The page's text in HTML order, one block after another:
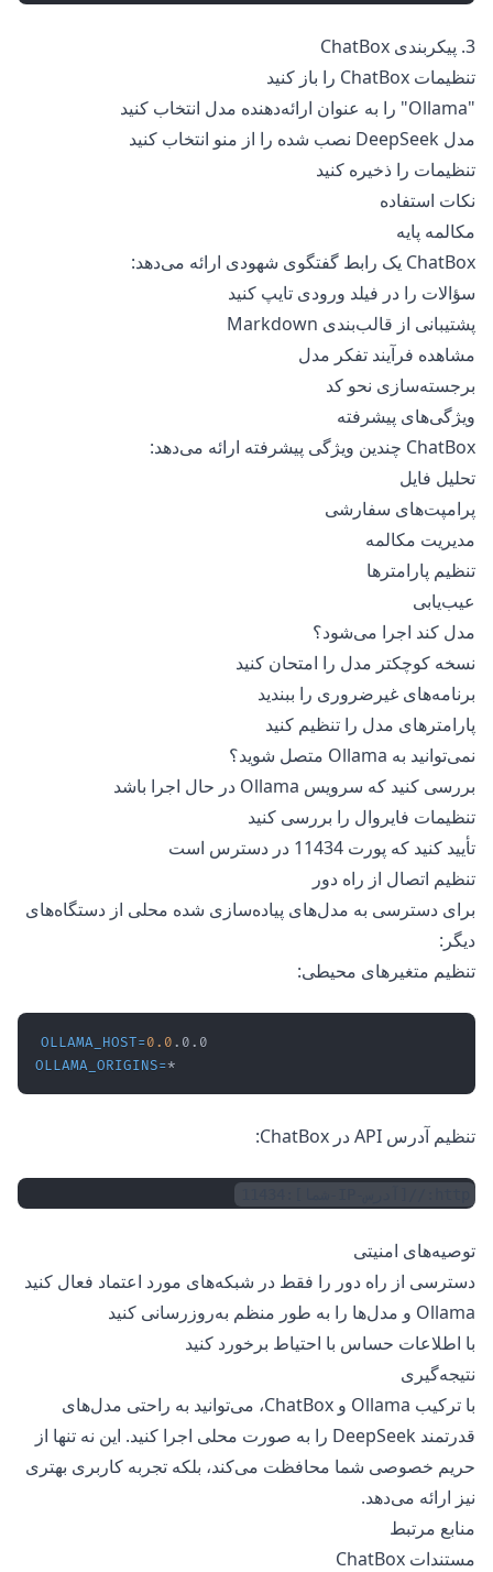
3. پیکربندی ChatBox
تنظیمات ChatBox را باز کنید
"Ollama" را به عنوان ارائه‌دهنده مدل انتخاب کنید
مدل DeepSeek نصب شده را از منو انتخاب کنید
تنظیمات را ذخیره کنید
نکات استفاده
مکالمه پایه
ChatBox یک رابط گفتگوی شهودی ارائه می‌دهد:
سؤالات را در فیلد ورودی تایپ کنید
پشتیبانی از قالب‌بندی Markdown
مشاهده فرآیند تفکر مدل
برجسته‌سازی نحو کد
ویژگی‌های پیشرفته
ChatBox چندین ویژگی پیشرفته ارائه می‌دهد:
تحلیل فایل
پرامپت‌های سفارشی
مدیریت مکالمه
تنظیم پارامترها
عیب‌یابی
مدل کند اجرا می‌شود؟
نسخه کوچکتر مدل را امتحان کنید
برنامه‌های غیرضروری را ببندید
پارامترهای مدل را تنظیم کنید
نمی‌توانید به Ollama متصل شوید؟
بررسی کنید که سرویس Ollama در حال اجرا باشد
تنظیمات فایروال را بررسی کنید
تأیید کنید که پورت 11434 در دسترس است
تنظیم اتصال از راه دور
برای دسترسی به مدل‌های پیاده‌سازی شده محلی از دستگاه‌های
دیگر:
تنظیم متغیرهای محیطی:
OLLAMA_HOST=0.0
OLLAMA_ORIGINS=*
تنظیم آدرس API در ChatBox:
توصیه‌های امنیتی
دسترسی از راه دور را فقط در شبکه‌های مورد اعتماد فعال کنید
Ollama و مدل‌ها را به طور منظم به‌روزرسانی کنید
با اطلاعات حساس با احتیاط برخورد کنید
نتیجه‌گیری
با ترکیب Ollama و ChatBox، می‌توانید به راحتی مدل‌های
قدرتمند DeepSeek را به صورت محلی اجرا کنید. این نه تنها از
حریم خصوصی شما محافظت می‌کند، بلکه تجربه کاربری بهتری
نیز ارائه می‌دهد.
منابع مرتبط
مستندات ChatBox